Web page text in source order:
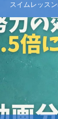
京都で水泳の
スイムレッス